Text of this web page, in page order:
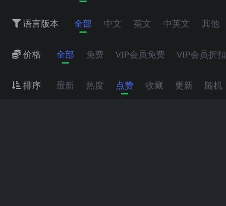
语言版本 全部 中文 英文 中英文 其他
价格 全部 免费 VIP会员免费 VIP会员折扣
排序 最新 热度 点赞 收藏 更新 随机